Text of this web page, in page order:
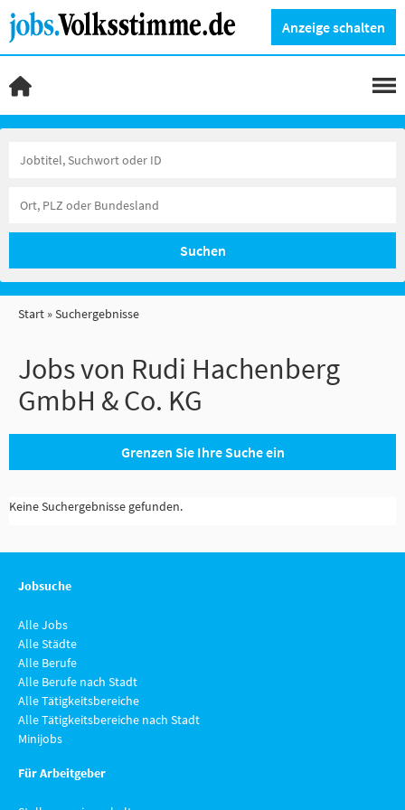
Anzeige schalten
Suchen
Start Suchergebnisse
Jobs von Rudi Hachenberg
GmbH & Co. KG
Grenzen Sie Ihre Suche ein
Keine Suchergebnisse gefunden.
Jobsuche
Alle Jobs
Alle Städte
Alle Berufe
Alle Berufe nach Stadt
Alle Tätigkeitsbereiche
Alle Tätigkeitsbereiche nach Stadt
Minijobs
Für Arbeitgeber